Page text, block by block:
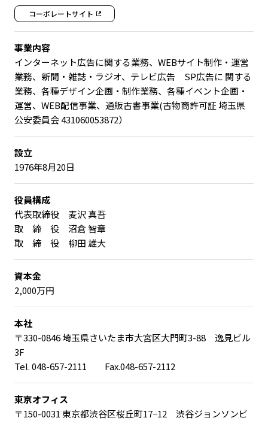
コーポレートサイト
事業内容
インターネット広告に関する業務、WEBサイト制作・運営
業務、新聞・雑誌・ラジオ、テレビ広告 SP広告に 関する
業務、各種デザイン企画・制作業務、各種イベント企画・
運営、WEB配信事業、通販古書事業(古物商許可証 埼玉県
公安委員会 431060053872）
設立
1976年8月20日
役員構成
代表取締役 麦沢 真吾
取 締 役 沼倉 智章
取 締 役 柳田 雄大
資本金
2,000万円
本社
〒330-0846 埼玉県さいたま市大宮区大門町3-88 逸見ビル
3F
Tel.048-657-2111 Fax.048-657-2112
東京オフィス
〒150-0031 東京都渋谷区桜丘町17−12 渋谷ジョンソンビ